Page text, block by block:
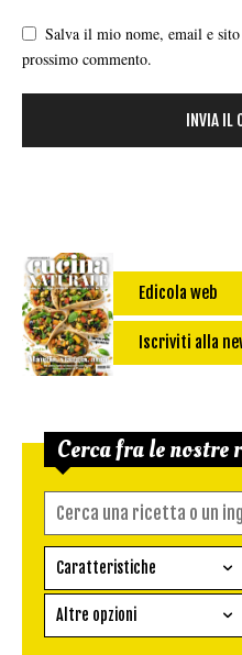
Salva il mio nome, email e
prossimo commento.
Edicola web
Iscriviti alla
Cerca fra le nostre
Caratteristiche
Ricetta vegetariana
Senza glutine
Altre opzioni